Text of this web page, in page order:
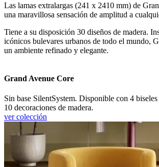
Las lamas extralargas (241 x 2410 mm) de
una maravillosa sensación de amplitud a
Tiene a su disposición 30 diseños de madera.
icónicos bulevares urbanos de todo el mundo,
un ambiente refinado y elegante.
Grand Avenue Core
Sin base SilentSystem. Disponible con 4
10 decoraciones de madera.
ver colección